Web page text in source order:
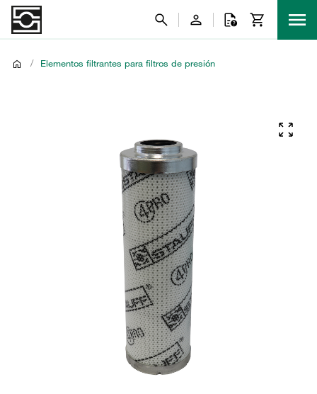
/ Elementos filtrantes para filtros de presión